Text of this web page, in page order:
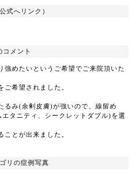
式へリンク）
コメント
強めたいというご希望でご来院頂いた
ご希望されました。
るみ(余剰皮膚)が強いので、線留め
タニティ、シークレットダブル)を選
ことが出来ました。
リの症例写真